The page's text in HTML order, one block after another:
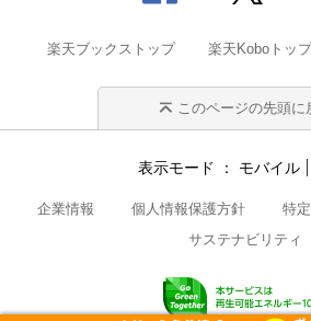
楽天ブックストップ 楽天Koboトップ
このページの先頭に
表示モード モバイル
企業情報 個人情報保護方針
特
サステナビリティ